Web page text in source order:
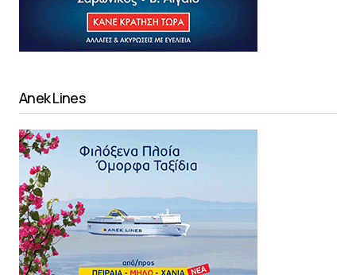
Anek Lines